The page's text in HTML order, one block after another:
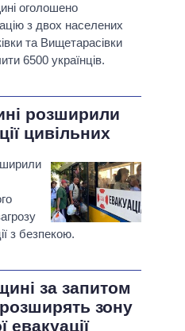
оголошено
з двох населених
та Вищетарасівки
6500 українців.
розширили
цивільних
з безпекою.
за запитом
зону
евакуації